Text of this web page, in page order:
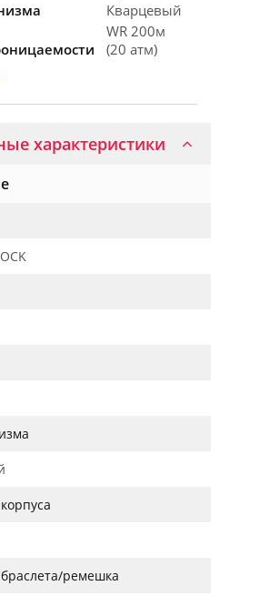
Кварцевый
WR 200м
(20 атм)
характеристики
ремешка